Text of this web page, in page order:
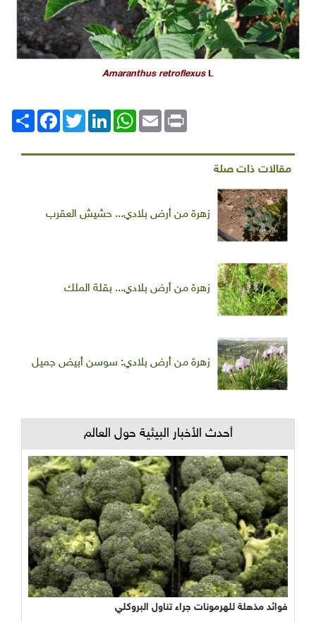
Amaranthus retroflexusL
انشر
FacebookTwitterLinkedIn
WhatsAppEmail Print
مقالات ذات صلة
زهرة من أرض بلادي... حشيش العقرب
زهرة من أرض بلادي... بقلة الملك
زهرة من أرض بلادي: سوسن أبيض جميل
أحدث الأخبار البيئية حول العالم
فوائد مذهلة للهرمونات جراء تناول البروكلي